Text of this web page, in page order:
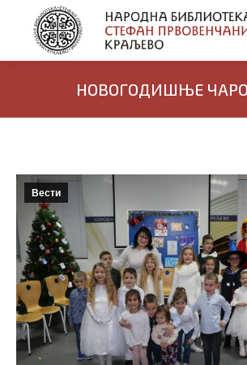
НОВОГОДИШЊЕ
Вести